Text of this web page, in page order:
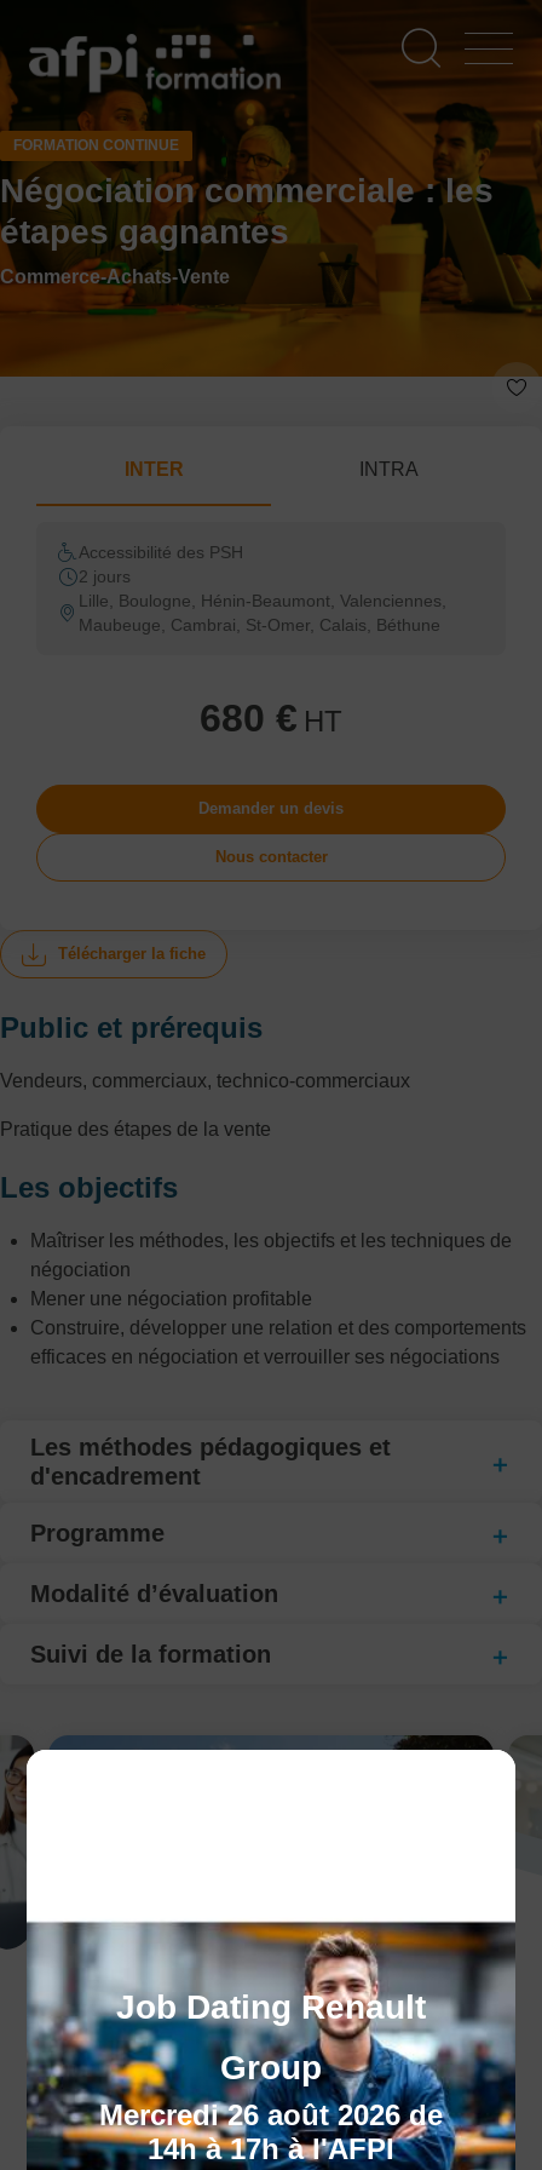
contenu
principal
Job Dating Renault
Group
Mercredi 26 août 2026 de
14h à 17h à l'AFPI
FORMATION CONTINUE
Négociation commerciale : les
étapes gagnantes
Commerce-Achats-Vente
Télécharger la fiche
Public et prérequis
Vendeurs, commerciaux, technico-commerciaux
Pratique des étapes de la vente
Les objectifs
Maîtriser les méthodes, les objectifs et les techniques de
négociation
Mener une négociation profitable
Construire, développer une relation et des comportements
efficaces en négociation et verrouiller ses négociations
Les méthodes pédagogiques et
d'encadrement
Programme
Modalité d’évaluation
Suivi de la formation
INTER INTRA
Accessibilité des PSH
2 jours
Lille, Boulogne, Hénin-Beaumont, Valenciennes,
Maubeuge, Cambrai, St-Omer, Calais, Béthune
680 € HT
Demander un devis
Nous contacter
Nos centres
Trouvez le centre le plus proche de chez
vous, dans l'un de nos 10 centres.